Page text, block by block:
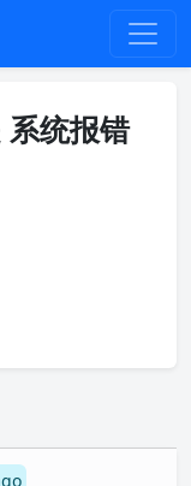
统报错